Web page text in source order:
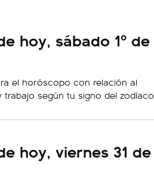
hoy, sábado 1º de
el horóscopo con relación al
trabajo según tu signo del zodíaco.
hoy, viernes 31 de